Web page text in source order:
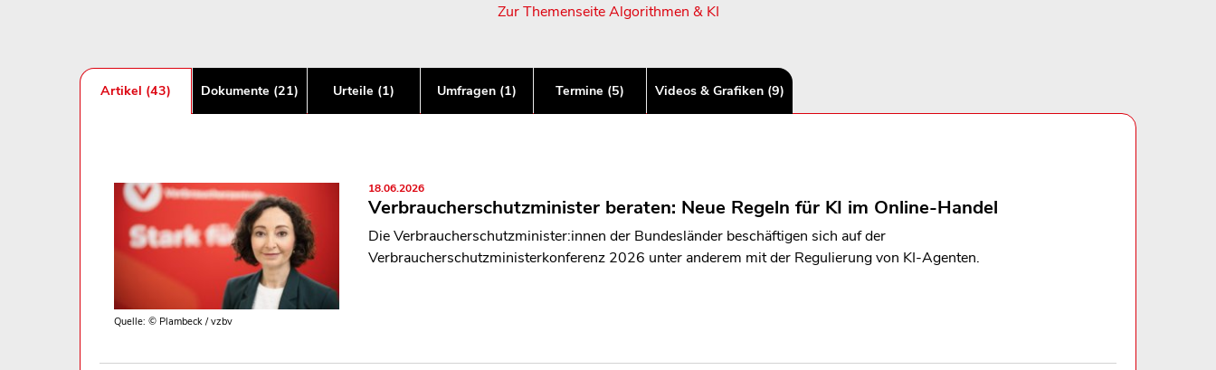
Zur Themenseite Algorithmen & KI
Artikel (43) Dokumente (21) Urteile (1) Umfragen (1) Termine (5) Videos & Grafiken (9)
Quelle: © Plambeck / vzbv
18.06.2026
Verbraucherschutzminister beraten: Neue Regeln für KI im Online-Handel
Die Verbraucherschutzminister:innen der Bundesländer beschäftigen sich auf der
Verbraucherschutzministerkonferenz 2026 unter anderem mit der Regulierung von KI-Agenten.